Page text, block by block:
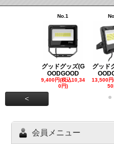
No.1
グッドグッズ(G
OODGOOD
9,400円(税込10,34
0円)
グッド
13,500
50
<
会員メニュー